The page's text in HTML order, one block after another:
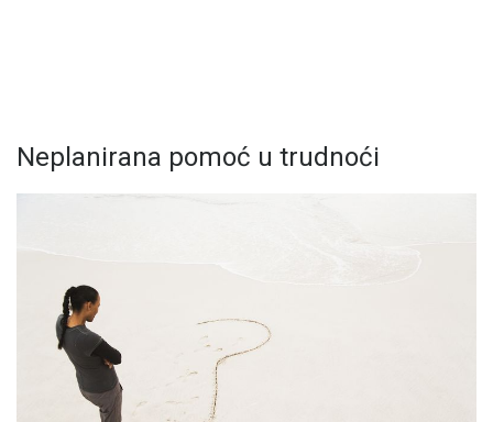
Neplanirana pomoć u trudnoći